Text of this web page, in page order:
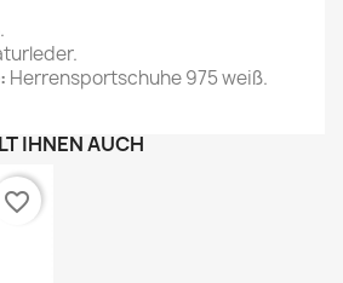
Herrensportschuhe 975 weiß.
IHNEN AUCH
favorite_border